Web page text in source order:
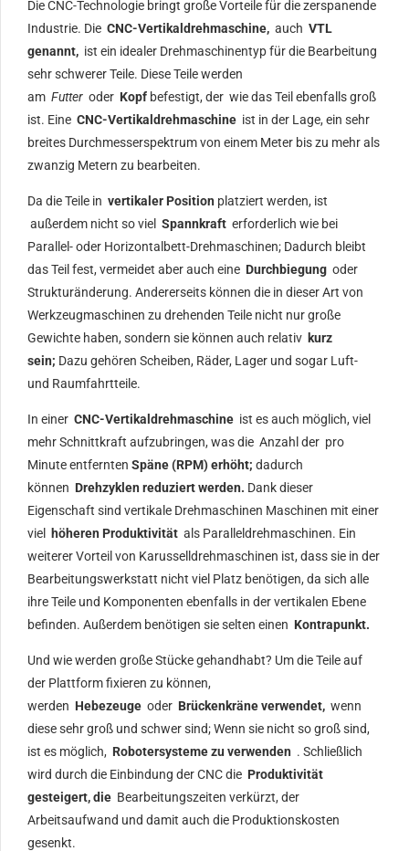
Die CNC-Technologie bringt große Vorteile für die zerspanende
Industrie. Die CNC-Vertikaldrehmaschine, auch VTL
genannt, ist ein idealer Drehmaschinentyp für die Bearbeitung
sehr schwerer Teile. Diese Teile werden
am Futter oder Kopf befestigt, der wie das Teil ebenfalls groß
ist. Eine CNC-Vertikaldrehmaschine ist in der Lage, ein sehr
breites Durchmesserspektrum von einem Meter bis zu mehr als
zwanzig Metern zu bearbeiten.
Da die Teile in vertikaler Position platziert werden, ist
außerdem nicht so viel Spannkraft erforderlich wie bei
Parallel- oder Horizontalbett-Drehmaschinen; Dadurch bleibt
das Teil fest, vermeidet aber auch eine Durchbiegung oder
Strukturänderung. Andererseits können die in dieser Art von
Werkzeugmaschinen zu drehenden Teile nicht nur große
Gewichte haben, sondern sie können auch relativ kurz
sein; Dazu gehören Scheiben, Räder, Lager und sogar Luft-
und Raumfahrtteile.
In einer CNC-Vertikaldrehmaschine ist es auch möglich, viel
mehr Schnittkraft aufzubringen, was die Anzahl der pro
Minute entfernten Späne (RPM) erhöht; dadurch
können Drehzyklen reduziert werden. Dank dieser
Eigenschaft sind vertikale Drehmaschinen Maschinen mit einer
viel
höheren Produktivität als Paralleldrehmaschinen. Ein
weiterer Vorteil von Karusselldrehmaschinen ist, dass sie in der
Bearbeitungswerkstatt nicht viel Platz benötigen, da sich alle
ihre Teile und Komponenten ebenfalls in der vertikalen Ebene
befinden. Außerdem benötigen sie selten einen Kontrapunkt.
Und wie werden große Stücke gehandhabt? Um die Teile auf
der Plattform fixieren zu können,
werden Hebezeuge oder Brückenkräne verwendet, wenn
diese sehr groß und schwer sind; Wenn sie nicht so groß sind,
ist es möglich, Robotersysteme zu verwenden . Schließlich
wird durch die Einbindung der CNC die Produktivität
gesteigert, die Bearbeitungszeiten verkürzt, der
Arbeitsaufwand und damit auch die Produktionskosten
gesenkt.